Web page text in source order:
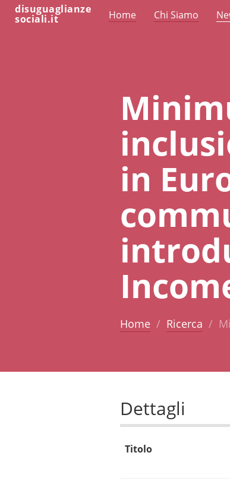
disuguaglianze
sociali.it Home Chi Siamo
in
Home Ricerca
Dettagli
Titolo